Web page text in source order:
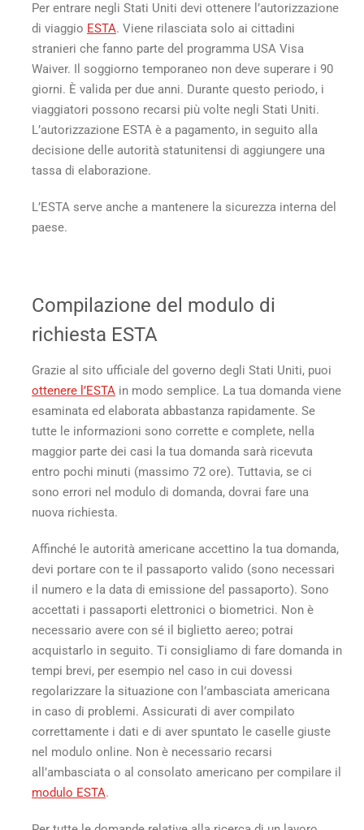
Per entrare negli Stati Uniti devi ottenere l’autorizzazione
di viaggio ESTA. Viene rilasciata solo ai cittadini
stranieri che fanno parte del programma USA Visa
Waiver. Il soggiorno temporaneo non deve superare i 90
giorni. È valida per due anni. Durante questo periodo, i
viaggiatori possono recarsi più volte negli Stati Uniti.
L’autorizzazione ESTA è a pagamento, in seguito alla
decisione delle autorità statunitensi di aggiungere una
tassa di elaborazione.
L’ESTA serve anche a mantenere la sicurezza interna del
paese.
Compilazione del modulo di
richiesta ESTA
Grazie al sito ufficiale del governo degli Stati Uniti, puoi
ottenere l’ESTA in modo semplice. La tua domanda viene
esaminata ed elaborata abbastanza rapidamente. Se
tutte le informazioni sono corrette e complete, nella
maggior parte dei casi la tua domanda sarà ricevuta
entro pochi minuti (massimo 72 ore). Tuttavia, se ci
sono errori nel modulo di domanda, dovrai fare una
nuova richiesta.
Affinché le autorità americane accettino la tua domanda,
devi portare con te il passaporto valido (sono necessari
il numero e la data di emissione del passaporto). Sono
accettati i passaporti elettronici o biometrici. Non è
necessario avere con sé il biglietto aereo; potrai
acquistarlo in seguito. Ti consigliamo di fare domanda in
tempi brevi, per esempio nel caso in cui dovessi
regolarizzare la situazione con l’ambasciata americana
in caso di problemi. Assicurati di aver compilato
correttamente i dati e di aver spuntato le caselle giuste
nel modulo online. Non è necessario recarsi
all’ambasciata o al consolato americano per compilare il
modulo ESTA.